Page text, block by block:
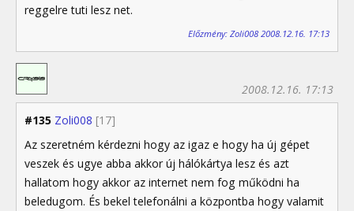
reggelre tuti lesz net.
Előzmény: Zoli008 2008.12.16. 17:13
#135 Zoli008 [17]
2008.12.16. 17:13
Az szeretném kérdezni hogy az igaz e hogy ha új gépet
veszek és ugye abba akkor új hálókártya lesz és azt
hallatom hogy akkor az internet nem fog működni ha
beledugom. És bekel telefonálni a központba hogy valamit